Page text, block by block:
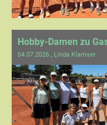
04.07.2026 , Linda Klamser